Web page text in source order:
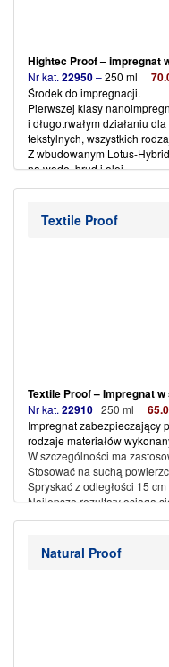
Hightec Proof – impregnat
Nr kat. 22950–250 ml 70
Środek do impregnacji.
Pierwszej klasy
i długotrwałym działaniu
tekstylnych, wszystkich
Z wbudowanym Lotus-
na wodę, brud i olej.
For Gore-Tex, Sympatex,
Stosować na suchą
Najlepsze rezultaty osiąga
Textile Proof
Textile Proof – Impregnat
Nr kat. 22910 250 ml 65
Impregnat zabezpieczający
rodzajemateriałów
W szczególności ma
Stosować na suchą
Spryskać z odległości 15
Najlepsze rezultaty osiąga
Natural Proof